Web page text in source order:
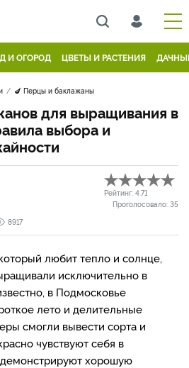
И ОГОРОД ЦВЕТЫ И РАСТЕНИЯ
🍆 Перцы и баклажаны
для выращивания в
выбора и
Рейтинг: 4.71
Проголосовало: 35
8917
любит тепло и солнце,
исключительно в
в Подмосковье
лето и делительные
смогли вывести сорта и
чувствуют себя в
хорошую